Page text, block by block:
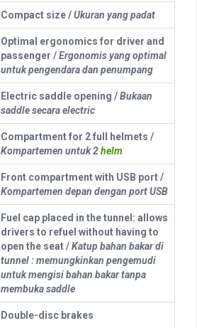
Compact size /Ukuran yang padat
Optimal ergonomics for driver and
passenger /Ergonomis yang optimal
untuk pengendara dan penumpang
Electric saddle opening /Bukaan
saddle secara electric
Compartment for 2 full helmets /
Kompartemen untuk 2helm
Front compartment with USB port /
Kompartemen depan dengan port USB
Fuel cap placed in the tunnel: allows
drivers to refuel without having to
open the seat /Katup bahan bakar di
tunnel : memungkinkan pengemudi
untuk mengisi bahan bakar tanpa
membuka saddle
Double-disc brakes